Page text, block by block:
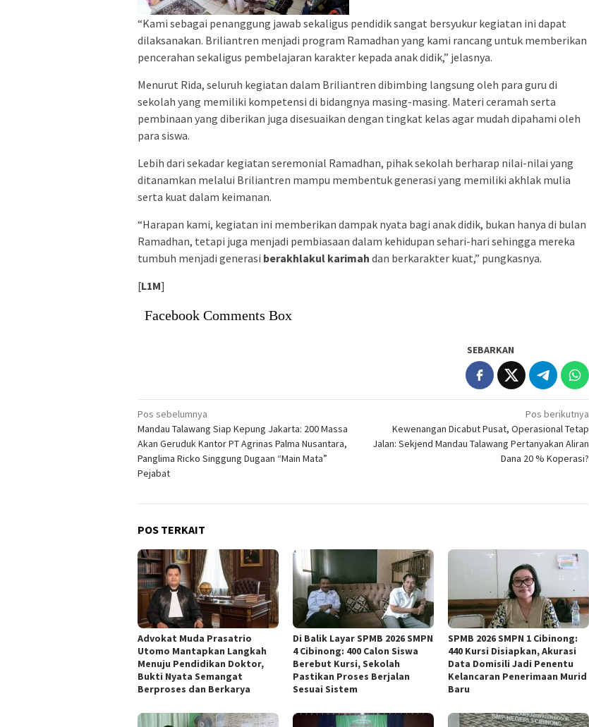
“Kami sebagai penanggung jawab sekaligus pendidik sangat bersyukur kegiatan ini dapat
dilaksanakan. Briliantren menjadi program Ramadhan yang kami rancang untuk memberikan
pencerahan sekaligus pembelajaran karakter kepada anak didik,” jelasnya.
Menurut Rida, seluruh kegiatan dalam Briliantren dibimbing langsung oleh para guru di
sekolah yang memiliki kompetensi di bidangnya masing-masing. Materi ceramah serta
pembinaan yang diberikan juga disesuaikan dengan tingkat kelas agar mudah dipahami oleh
para siswa.
Lebih dari sekadar kegiatan seremonial Ramadhan, pihak sekolah berharap nilai-nilai yang
ditanamkan melalui Briliantren mampu membentuk generasi yang memiliki akhlak mulia
serta kuat dalam keimanan.
“Harapan kami, kegiatan ini memberikan dampak nyata bagi anak didik, bukan hanya di bulan
Ramadhan, tetapi juga menjadi pembiasaan dalam kehidupan sehari-hari sehingga mereka
tumbuh menjadi generasi berakhlakul karimah dan berkarakter kuat,” pungkasnya.
[L1M]
Facebook Comments Box
SEBARKAN
Navigasi
pos
Pos sebelumnya
Mandau Talawang Siap Kepung Jakarta: 200 Massa
Akan Geruduk Kantor PT Agrinas Palma Nusantara,
Panglima Ricko Singgung Dugaan “Main Mata”
Pejabat
Pos berikutnya
Kewenangan Dicabut Pusat, Operasional Tetap
Jalan: Sekjend Mandau Talawang Pertanyakan Aliran
Dana 20 % Koperasi?
POS TERKAIT
Advokat Muda Prasatrio
Utomo Mantapkan Langkah
Menuju Pendidikan Doktor,
Bukti Nyata Semangat
Berproses dan Berkarya
Di Balik Layar SPMB 2026 SMPN
4 Cibinong: 400 Calon Siswa
Berebut Kursi, Sekolah
Pastikan Proses Berjalan
Sesuai Sistem
SPMB 2026 SMPN 1 Cibinong:
440 Kursi Disiapkan, Akurasi
Data Domisili Jadi Penentu
Kelancaran Penerimaan Murid
Baru